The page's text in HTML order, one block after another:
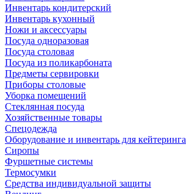
Инвентарь кондитерский
Инвентарь кухонный
Ножи и аксессуары
Посуда одноразовая
Посуда столовая
Посуда из поликарбоната
Предметы сервировки
Приборы столовые
Уборка помещений
Стеклянная посуда
Хозяйственные товары
Спецодежда
Оборудование и инвентарь для кейтеринга
Сиропы
Фуршетные системы
Термосумки
Средства индивидуальной защиты